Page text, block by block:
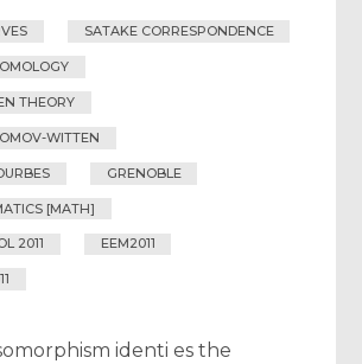
SATAKE CORRESPONDENCE
THEORY
WITTEN
GRENOBLE
[MATH]
2011 EEM2011
identi es the